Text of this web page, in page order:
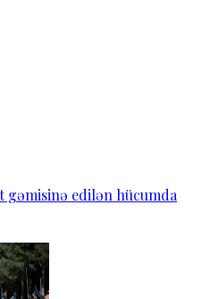
edilən hücumda